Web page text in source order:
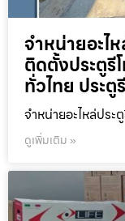
จำหน่ายอะไ
ติดตั้งประตูรี
ทั่วไทย ประ
จำหน่ายอะไหล่ปร
ดูเพิ่มเติม »